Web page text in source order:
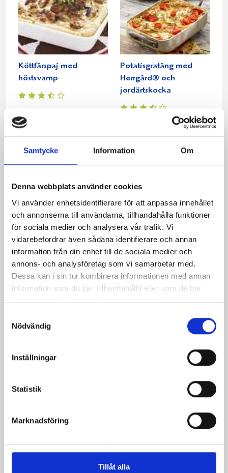
Samtycke Information Om
Denna webbplats använder cookies
Vi använder enhetsidentifierare för att anpassa innehållet
och annonserna till användarna, tillhandahålla funktioner
för sociala medier och analysera vår trafik. Vi
vidarebefordrar även sådana identifierare och annan
information från din enhet till de sociala medier och
annons- och analysföretag som vi samarbetar med.
Dessa kan i sin tur kombinera informationen med annan
information som du har tillhandahållit eller som de har
samlat in när du har använt deras tjänster.
Nödvändig
Inställningar
Statistik
Marknadsföring
Tillåt alla
Köttfärspaj med
höstsvamp
Potatisgratäng med
Herrgård® och
jordärtskocka
Köttfärsbiffar med
skinka, ugnsbakade
rotfrukter, majs- och
tomatsalsa och grön
ärtsås
Grekiska lammfärsbullar
Köttfärslimpa med
Mustig högrevsgryta